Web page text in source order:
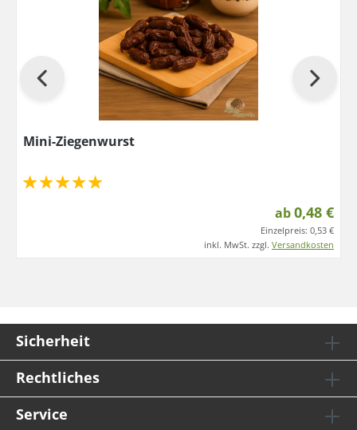
Mini-Ziegenwurst
ab0,48 €
Einzelpreis: 0,53 €
inkl. MwSt. zzgl. Versandkosten
Sicherheit
Rechtliches
Service